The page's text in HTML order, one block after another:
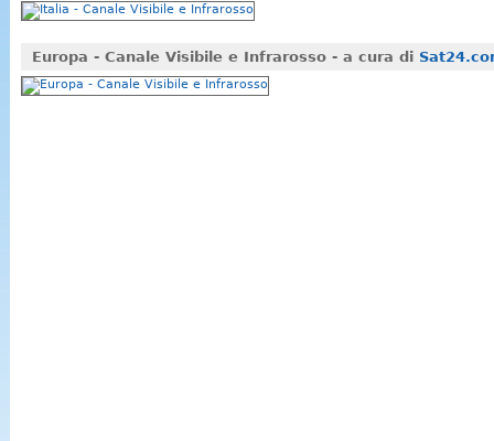
Europa - Canale Visibile e Infrarosso - a cura di